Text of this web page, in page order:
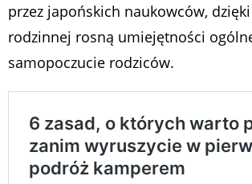
przez japońskich naukowców,
rodzinnej rosną umiejętności
samopoczucie rodziców.